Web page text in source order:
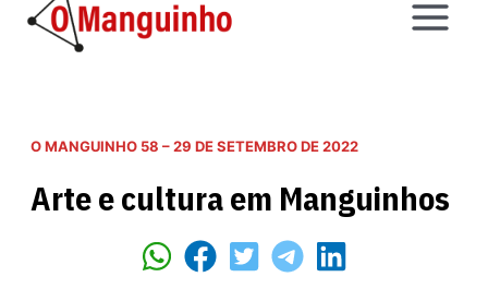
Escola
Nacional
Pública
Sergio
Fundação
para
Main
O MANGUINHO 58 – 29 DE SETEMBRO DE 2022
Arte e cultura em Manguinhos